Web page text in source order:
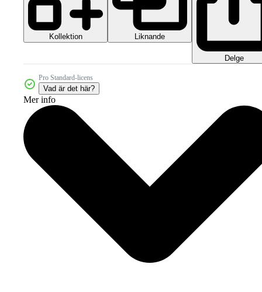
Kollektion Liknande
Delge
Pro Standard-licens
Vad är det här?
Mer info